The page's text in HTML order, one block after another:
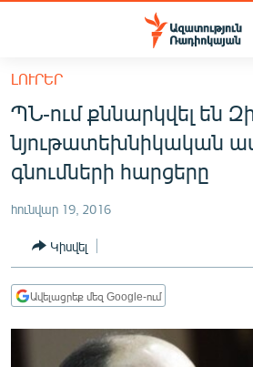
Մատչելիության
հիմնական
բովանդակությանը
Անցնել
հիմնական
մենյուին
ՀԱՅԱՍՏԱՆ
ՔԱՂԱՔԱԿԱՆ
ՀԱՍԱՐԱԿՈՒԹՅՈՒՆ
ՏՆՏԵՍՈՒԹՅՈՒՆ
ՂԱՐԱԲԱՂ
ՊԱՏԵՐԱԶՄԻ 6 ՇԱԲԱԹՆԵՐԸ
ԼՈՒՐԵՐ
ՊՆ-ում քննարկվել են
նյութատեխնիկական
գնումների հարցերը
հունվար 19, 2016
Կիսվել
Ավելացրեք մեզ Google-ում